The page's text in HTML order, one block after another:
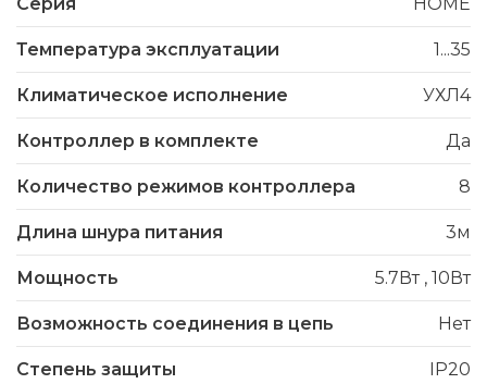
Температура эксплуатации 1...35
Климатическое исполнение УХЛ4
Контроллер в комплекте Да
Количество режимов контроллера 8
Длина шнура питания 3м
Мощность 5.7Вт, 10Вт
Возможность соединения в цепь Нет
Степень защиты IP20